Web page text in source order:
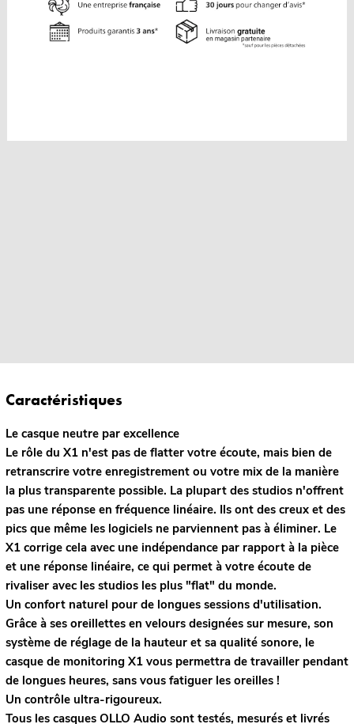
Caractéristiques
Le casque neutre par excellence
Le rôle du X1 n'est pas de flatter votre écoute, mais bien de
retranscrire votre enregistrement ou votre mix de la manière
la plus transparente possible. La plupart des studios n'offrent
pas une réponse en fréquence linéaire. Ils ont des creux et des
pics que même les logiciels ne parviennent pas à éliminer. Le
X1 corrige cela avec une indépendance par rapport à la pièce
et une réponse linéaire, ce qui permet à votre écoute de
rivaliser avec les studios les plus "flat" du monde.
Un confort naturel pour de longues sessions d'utilisation.
Grâce à ses oreillettes en velours designées sur mesure, son
système de réglage de la hauteur et sa qualité sonore, le
casque de monitoring X1 vous permettra de travailler pendant
de longues heures, sans vous fatiguer les oreilles !
Un contrôle ultra-rigoureux.
Tous les casques OLLO Audio sont testés, mesurés et livrés